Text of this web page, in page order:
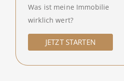
Was ist meine Immobilie
wirklich wert?
JETZT STARTEN